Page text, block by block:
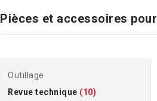
Pièces et accessoires pour
Outillage
Revue technique (10)